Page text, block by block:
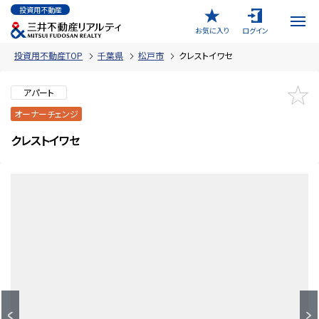
投資用不動産
お気に入り
ログイン
投資用不動産TOP 千葉県 松戸市 クレストイワセ
アパート
オーナーチェンジ
クレストイワセ